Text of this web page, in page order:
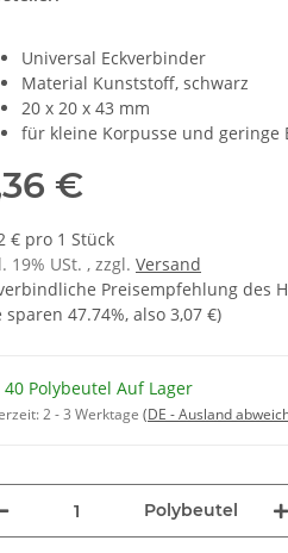
Universal Eckverbinder
Material Kunststoff, schwarz
20 x 20 x 43 mm
für kleine Korpusse und geringe
€
€ pro 1 Stück
19% USt. , zzgl. Versand
Preisempfehlung des
sparen 47.74%, also 3,07 €)
40 Polybeutel Auf Lager
2 - 3 Werktage (DE - Ausland
Polybeutel